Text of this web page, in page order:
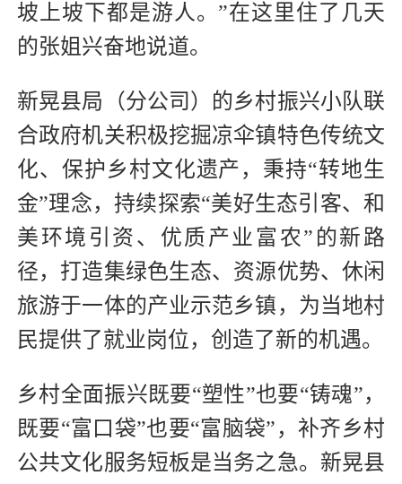
坡上坡下都是游人。”在这里住了几天
的张姐兴奋地说道。
新晃县局（分公司）的乡村振兴小队联
合政府机关积极挖掘凉伞镇特色传统文
化、保护乡村文化遗产，秉持“转地生
金”理念，持续探索“美好生态引客、和
美环境引资、优质产业富农”的新路
径，打造集绿色生态、资源优势、休闲
旅游于一体的产业示范乡镇，为当地村
民提供了就业岗位，创造了新的机遇。
乡村全面振兴既要“塑性”也要“铸魂”，
既要“富口袋”也要“富脑袋”，补齐乡村
公共文化服务短板是当务之急。新晃县